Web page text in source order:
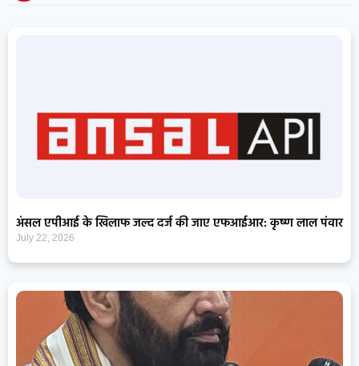
अंसल एपीआई के खिलाफ जल्द दर्ज की जाए एफआईआर: कृष्ण लाल पंवार
July 22, 2026